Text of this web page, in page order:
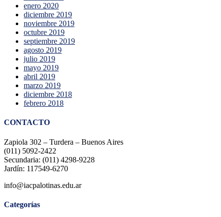
enero 2020
diciembre 2019
noviembre 2019
octubre 2019
septiembre 2019
agosto 2019
julio 2019
mayo 2019
abril 2019
marzo 2019
diciembre 2018
febrero 2018
CONTACTO
Zapiola 302 – Turdera – Buenos Aires
(011) 5092-2422
Secundaria: (011) 4298-9228
Jardín: 117549-6270
info@iacpalotinas.edu.ar
Categorías